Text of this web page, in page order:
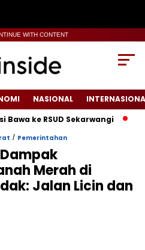
WITH CONTENT
NASIONAL
ke RSUD Sekarwangi‎
/ Pemerintahan
Merah di
Jalan Licin dan